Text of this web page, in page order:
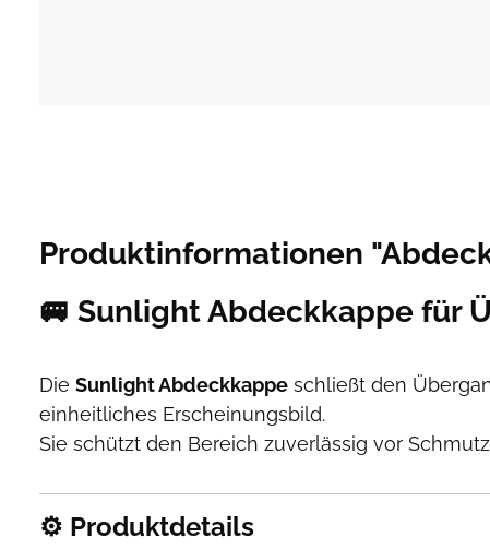
Produktinformationen
🚐 Sunlight Abdeckkappe für
Die Sunlight Abdeckkappe schließt den
einheitliches Erscheinungsbild.
Sie schützt den Bereich zuverlässig vor
⚙️ Produktdetails